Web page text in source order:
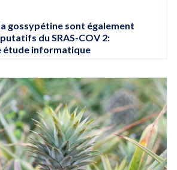
gossypétine sont également
du SRAS-COV 2:
étude informatique